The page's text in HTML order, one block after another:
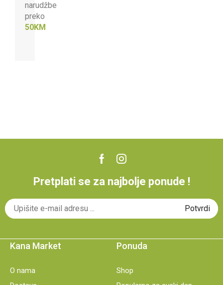
narudžbe
preko
50KM
Pretplati se za najbolje ponude !
Kana Market
O nama
Ponuda
Shop